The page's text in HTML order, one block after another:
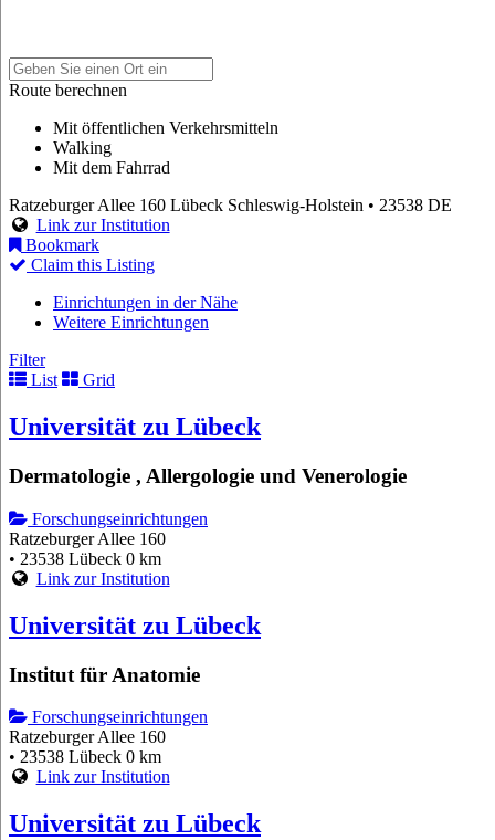
Route berechnen
Mit öffentlichen Verkehrsmitteln
Walking
Mit dem Fahrrad
Ratzeburger Allee 160 Lübeck Schleswig-Holstein • 23538 DE
Link zur Institution
Bookmark
Claim this Listing
Einrichtungen in der Nähe
Weitere Einrichtungen
Filter
List
Grid
Universität zu Lübeck
Dermatologie , Allergologie und Venerologie
Forschungseinrichtungen
Ratzeburger Allee 160
• 23538 Lübeck 0 km
Link zur Institution
Universität zu Lübeck
Institut für Anatomie
Forschungseinrichtungen
Ratzeburger Allee 160
• 23538 Lübeck 0 km
Link zur Institution
Universität zu Lübeck